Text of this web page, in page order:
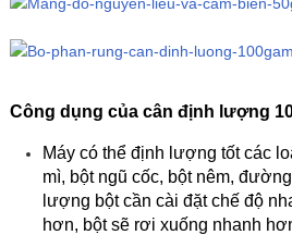
Công dụng của cân định lượng
Máy có thể định lượng tốt các
mì, bột ngũ cốc, bột nêm,
lượng bột cần cài đặt chế độ
hơn, bột sẽ rơi xuống nhanh